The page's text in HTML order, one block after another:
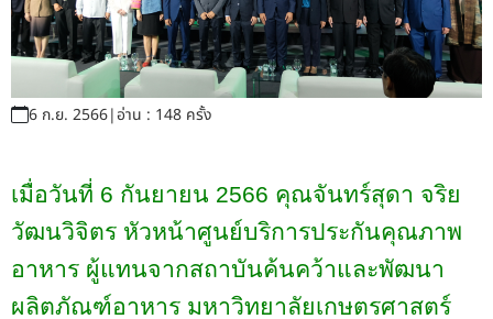
6 ก.ย. 2566|อ่าน : 148 ครั้ง
เมื่อวันที่ 6 กันยายน 2566 คุณจันทร์สุดา จริย
วัฒนวิจิตร หัวหน้าศูนย์บริการประกันคุณภาพ
อาหาร ผู้แทนจากสถาบันค้นคว้าและพัฒนา
ผลิตภัณฑ์อาหาร มหาวิทยาลัยเกษตรศาสตร์